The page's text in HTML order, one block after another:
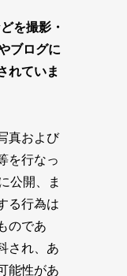
を撮影・
ブログに
れていま
真および
を行なっ
公開、ま
る行為は
のであ
され、あ
能性があ